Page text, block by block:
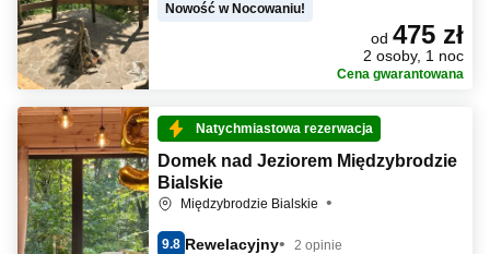
Nowość w Nocowaniu!
od 475 zł
2 osoby, 1 noc
Cena gwarantowana
Natychmiastowa rezerwacja
Domek nad Jeziorem Międzybrodzie
Bialskie
Międzybrodzie Bialskie
9.8 Rewelacyjny 2 opinie